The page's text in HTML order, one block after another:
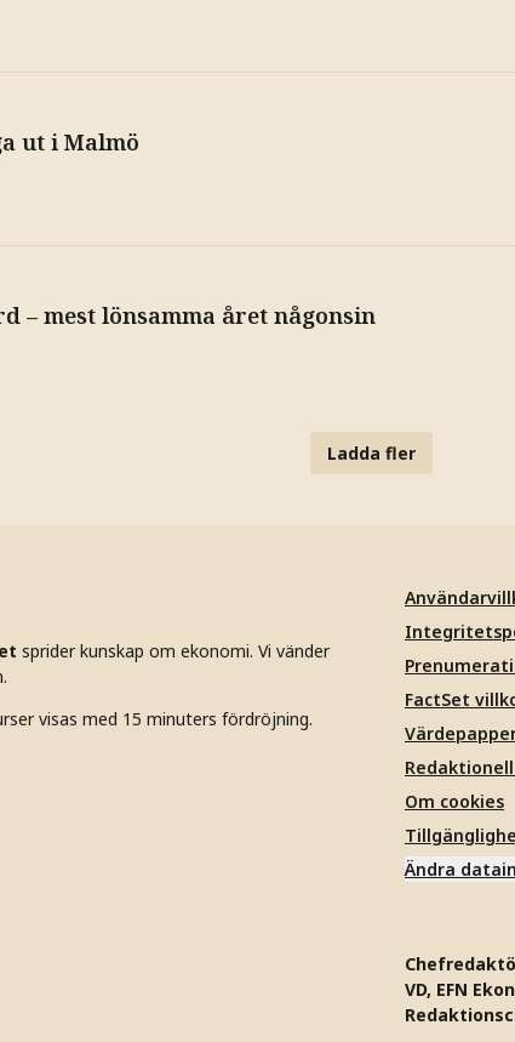
ut i Malmö
– mest lönsamma året någonsin
Ladda fler
sprider kunskap om ekonomi. Vi vänder
visas med 15 minuters fördröjning.
FactSet
Om cookies
Ändra
VD, EFN